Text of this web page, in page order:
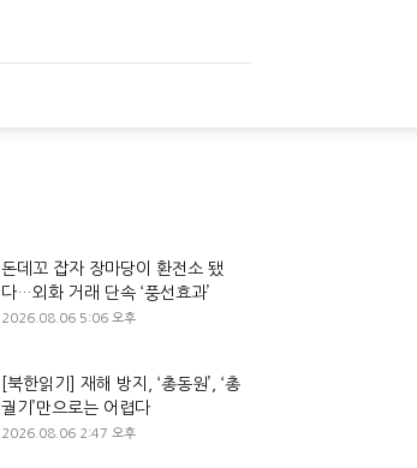
돈데꼬 잡자 장마당이 환전소 됐
다…외화 거래 단속 ‘풍선효과’
2026.08.06 5:06 오후
[북한읽기] 재해 방지, ‘총동원’, ‘총
궐기’만으로는 어렵다
2026.08.06 2:47 오후